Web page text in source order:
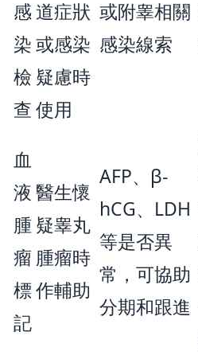
感
染
檢
查
道症狀
或感染
疑慮時
使用
或附睾相關
感染線索
血
液
腫
瘤
標
記
醫生懷
疑睾丸
腫瘤時
作輔助
AFP、β-
hCG、LDH
等是否異
常，可協助
分期和跟進